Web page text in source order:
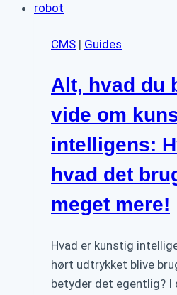
CMS | Guides
Alt, hvad du
vide om
intelligens:
hvad det
meget mere!
Hvad er kunstig
hørt udtrykket blive
betyder det egentlig?